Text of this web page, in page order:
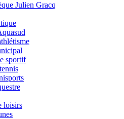
Julien Gracq
sportif
loisirs